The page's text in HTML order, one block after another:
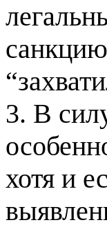
3. В
хотя и